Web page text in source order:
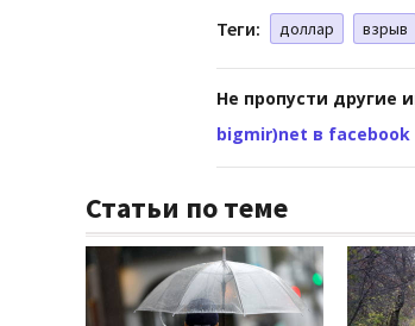
Теги: доллар взрыв
Не пропусти другие
bigmir)net в facebook
Статьи по теме